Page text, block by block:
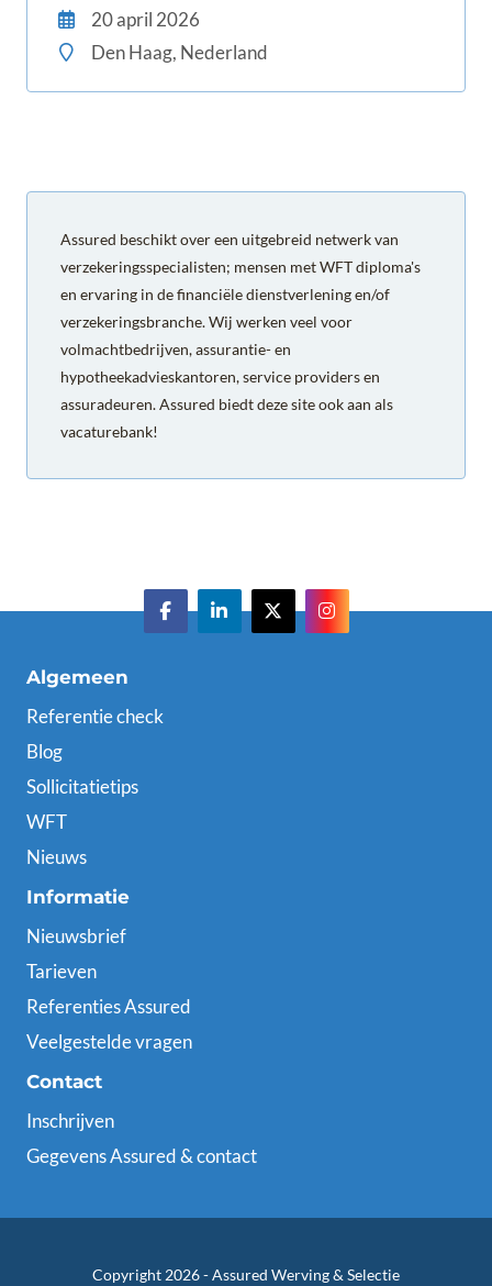
20 april 2026
Den Haag, Nederland
Assured beschikt over een uitgebreid netwerk van
verzekeringsspecialisten; mensen met WFT diploma's
en ervaring in de financiële dienstverlening en/of
verzekeringsbranche. Wij werken veel voor
volmachtbedrijven, assurantie- en
hypotheekadvieskantoren, service providers en
assuradeuren. Assured biedt deze site ook aan als
vacaturebank!
Algemeen
Referentie check
Blog
Sollicitatietips
WFT
Nieuws
Informatie
Nieuwsbrief
Tarieven
Referenties Assured
Veelgestelde vragen
Contact
Inschrijven
Gegevens Assured & contact
Copyright 2026 -Assured Werving & Selectie